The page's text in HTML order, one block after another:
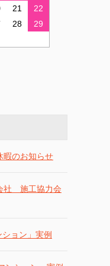
21
22
28
29
暇のお知らせ
社 施工協力会
ョン」実例